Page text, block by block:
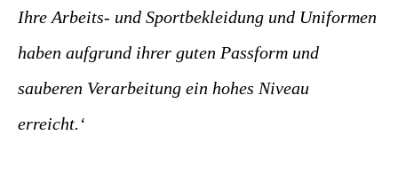
Ihre Arbeits- und Sportbekleidung und Uniformen
haben aufgrund ihrer guten Passform und
sauberen Verarbeitung ein hohes Niveau
erreicht.‘